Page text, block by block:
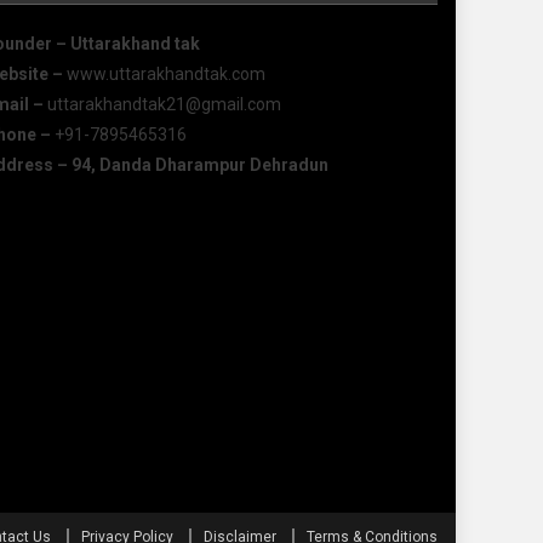
– Uttarakhand tak
– www.uttarakhandtak.com
– uttarakhandtak21@gmail.com
– +91-7895465316
– 94, Danda Dharampur Dehradun
Us Privacy Policy Disclaimer Terms & Conditions